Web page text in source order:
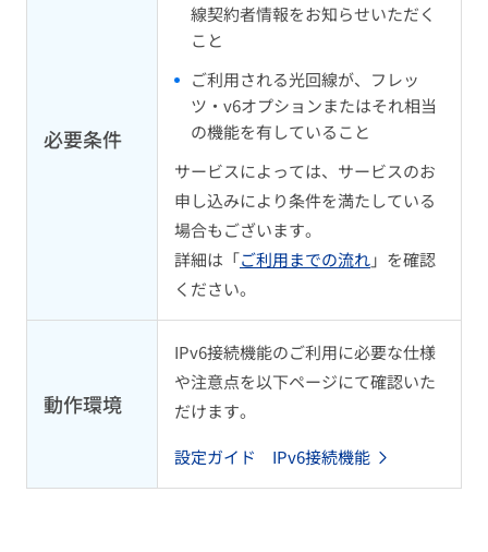
必要条件
線契約者情報をお知らせいただく
こと
ご利用される光回線が、フレッ
ツ・v6オプションまたはそれ相当
の機能を有していること
サービスによっては、サービスのお
申し込みにより条件を満たしている
場合もございます。
詳細は「ご利用までの流れ」を確認
ください。
動作環境
IPv6接続機能のご利用に必要な仕様
や注意点を以下ページにて確認いた
だけます。
設定ガイド IPv6接続機能